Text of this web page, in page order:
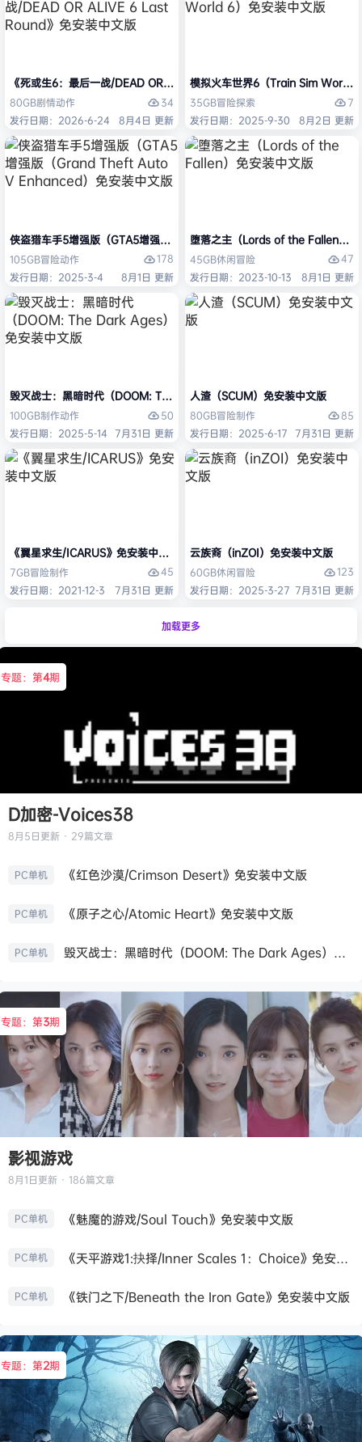
《死或生6：最后一战/DEAD OR ALIVE 6 Last Round》免安装中文版
80GB剧情动作
34
发行日期：2026-6-24
8月4日 更新
模拟火车世界6（Train Sim World
35GB冒险探索
7
发行日期：2025-9-30
8月2日 更新
侠盗猎车手5增强版（GTA5增强版（Grand Theft Auto V Enhanced）免
105GB冒险动作
178
发行日期：2025-3-4
8月1日 更新
堕落之主（Lords of the Fallen）免
45GB休闲冒险
47
发行日期：2023-10-13
8月1日 更新
毁灭战士：黑暗时代（DOOM: The Dark Ages）免安装中文版
100GB制作动作
50
发行日期：2025-5-14 7月31日 更新
人渣（SCUM）免安装中文版
80GB冒险制作
85
发行日期：2025-6-17 7月31日 更新
《翼星求生/ICARUS》免安装中文版
7GB冒险制作
45
发行日期：2021-12-3
7月31日 更新
云族裔（inZOI）免安装中文版
60GB休闲冒险
123
发行日期：2025-3-27 7月31日 更新
加载更多
专题：第4期
D加密-Voices38
8月5日更新 · 29篇文章
PC单机 《红色沙漠/Crimson Desert》免安装中文版
PC单机 《原子之心/Atomic Heart》免安装中文版
PC单机 毁灭战士：黑暗时代（DOOM: The Dark Ages）免安装中文版
专题：第3期
影视游戏
8月1日更新 · 186篇文章
PC单机 《魅魔的游戏/Soul Touch》免安装中文版
PC单机 《天平游戏1:抉择/Inner Scales 1：Choice》免安装中文版
PC单机 《铁门之下/Beneath the Iron Gate》免安装中文版
专题：第2期